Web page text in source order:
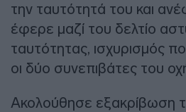
την ταυτότητά του και
έφερε μαζί του δελτίο
ταυτότητας, ισχυρισμός
οι δύο συνεπιβάτες του
Ακολούθησε εξακρίβωση